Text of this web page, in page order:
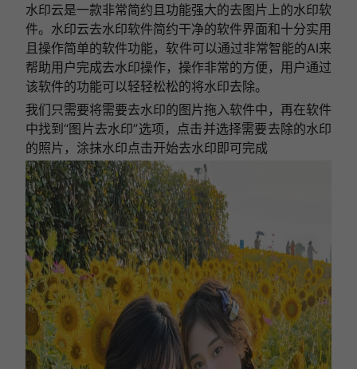
水印云是一款非常简约且功能强大的去图片上的水印软
件。水印云去水印软件简约干净的软件界面和十分实用
且操作简单的软件功能，软件可以通过非常智能的AI来
帮助用户完成去水印操作，操作非常的方便，用户通过
该软件的功能可以轻轻松松的将水印去除。
我们只需要将需要去水印的图片拖入软件中，再在软件
中找到“图片去水印”选项，点击并选择需要去除的水印
的照片，涂抹水印点击开始去水印即可完成